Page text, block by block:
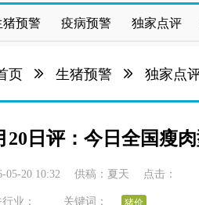
猪预警 疫病预警 独家点评
页 生猪预警 独家点
20日评：今日全国瘦
05-20 10:32 供稿： 夏天 点击：
业： 关键词： 猪价